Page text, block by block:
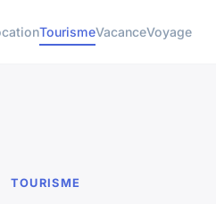
TourismeVacanceVoyage
TOURISME